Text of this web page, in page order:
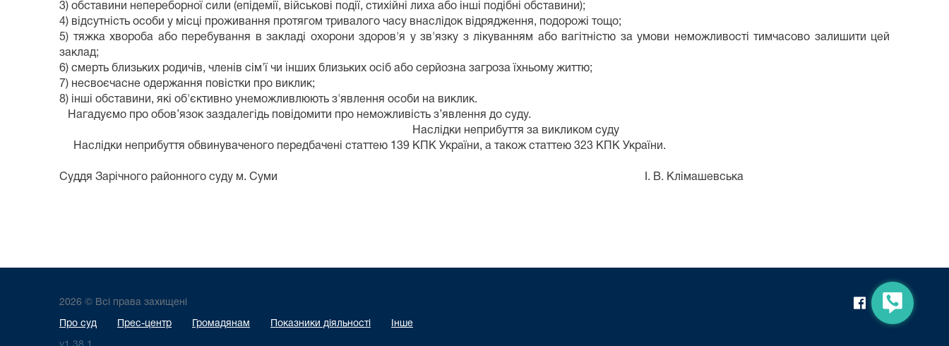
3) обставини непереборної сили (епідемії, військові події, стихійні лиха або інші подібні обставини);
4) відсутність особи у місці проживання протягом тривалого часу внаслідок відрядження, подорожі тощо;
5) тяжка хвороба або перебування в закладі охорони здоров'я у зв'язку з лікуванням або вагітністю за умови неможливості тимчасово залишити цей
заклад;
6) смерть близьких родичів, членів сім'ї чи інших близьких осіб або серйозна загроза їхньому життю;
7) несвоєчасне одержання повістки про виклик;
8) інші обставини, які об'єктивно унеможливлюють з'явлення особи на виклик.
Нагадуємо про обов’язок заздалегідь повідомити про неможливість з’явлення до суду.
Наслідки неприбуття за викликом суду
Наслідки неприбуття обвинуваченого передбачені статтею 139 КПК України, а також статтею 323 КПК України.
Суддя Зарічного районного суду м. Суми І. В. Клімашевська
2026 © Всі права захищені
Про суд Прес-центр Громадянам Показники діяльності Інше